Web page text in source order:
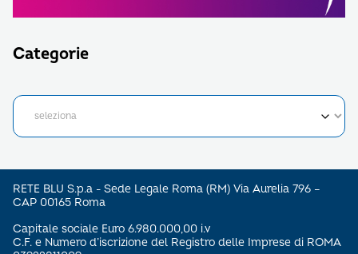
Categorie
RETE BLU S.p.a - Sede Legale Roma (RM) Via Aurelia 796 –
CAP 00165 Roma
Capitale sociale Euro 6.980.000,00 i.v
C.F. e Numero d’iscrizione del Registro delle Imprese di ROMA